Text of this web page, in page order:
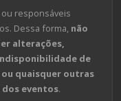
responsáveis
Dessa forma, não
alterações,
de
quaisquer outras
eventos.